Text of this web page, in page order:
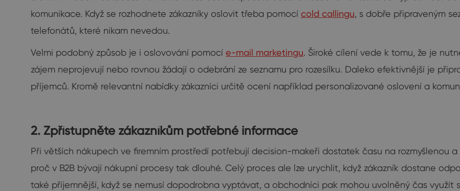
komunikace. Když se rozhodnete zákazníky oslovit třeba pomocí cold callingu, s dobře připraveným
telefonátů, které nikam nevedou.
Velmi podobný způsob je i oslovování pomocí e-mail marketingu. Široké cílení vede k tomu, že je
zájem neprojevují nebo rovnou žádají o odebrání ze seznamu pro rozesílku. Daleko efektivnější je
příjemců. Kromě relevantní nabídky zákazníci určitě ocení například personalizované oslovení a
2. Zpřístupněte zákazníkům potřebné informace
Při větších nákupech ve firemním prostředí potřebují decision-makeři dostatek času na rozmyšlenou
proč v B2B bývají nákupní procesy tak dlouhé. Celý proces ale lze urychlit, když zákazník dostane
také příjemnější, když se nemusí dopodrobna vyptávat, a obchodníci pak mohou uvolněný čas využít